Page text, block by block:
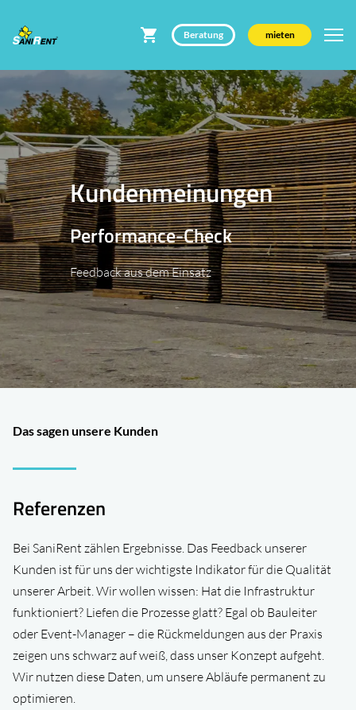
Beratung mieten
Kundenmeinungen
Performance-Check
Feedback aus dem Einsatz
Das sagen unsere Kunden
Referenzen
Bei SaniRent zählen Ergebnisse. Das Feedback unserer
Kunden ist für uns der wichtigste Indikator für die Qualität
unserer Arbeit. Wir wollen wissen: Hat die Infrastruktur
funktioniert? Liefen die Prozesse glatt? Egal ob Bauleiter
oder Event-Manager – die Rück­meldungen aus der Praxis
zeigen uns schwarz auf weiß, dass unser Konzept aufgeht.
Wir nutzen diese Daten, um unsere Ab­läufe permanent zu
optimieren.